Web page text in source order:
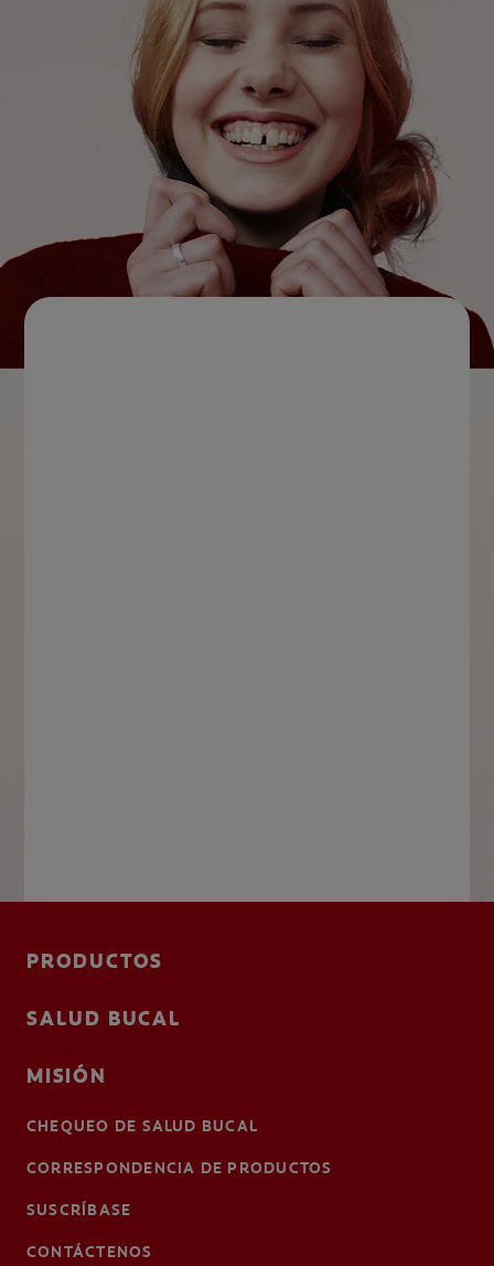
PRODUCTOS
SALUD BUCAL
MISIÓN
CHEQUEO DE SALUD BUCAL
CORRESPONDENCIA DE PRODUCTOS
SUSCRÍBASE
CONTÁCTENOS